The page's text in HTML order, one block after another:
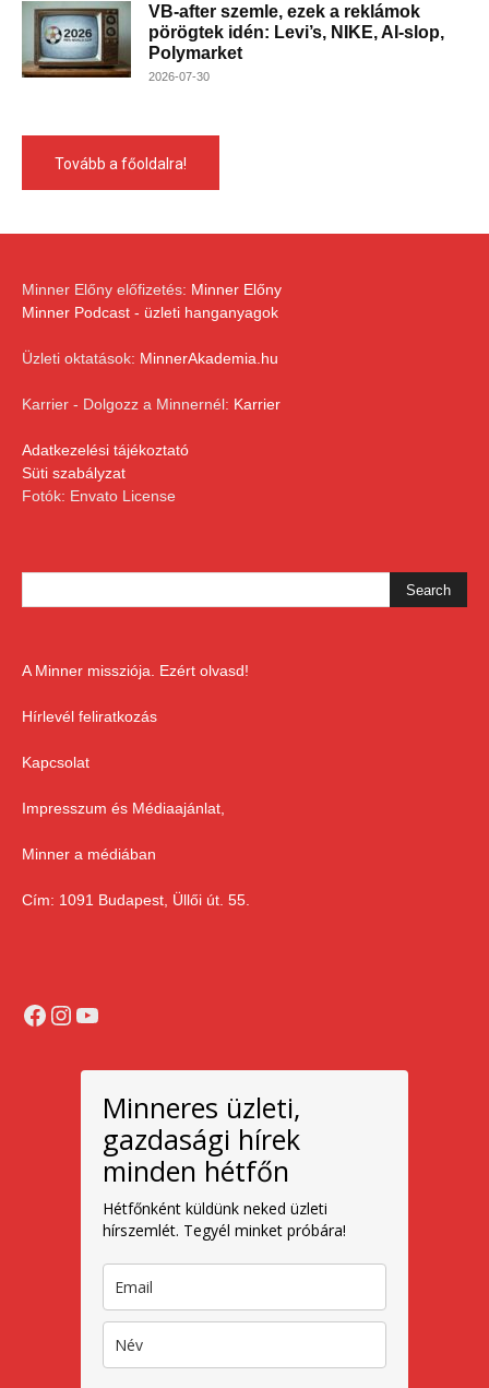
VB-after szemle, ezek a reklámok
pörögtek idén: Levi’s, NIKE, AI-slop,
Polymarket
2026-07-30
Tovább a főoldalra!
Minner Előny előfizetés: Minner Előny
Minner Podcast - üzleti hanganyagok
Üzleti oktatások: MinnerAkademia.hu
Karrier - Dolgozz a Minnernél: Karrier
Adatkezelési tájékoztató
Süti szabályzat
Fotók: Envato License
A Minner missziója. Ezért olvasd!
Hírlevél feliratkozás
Kapcsolat
Impresszum és Médiaajánlat,
Minner a médiában
Cím: 1091 Budapest, Üllői út. 55.
Facebook
Instagram
YouTube
Minneres üzleti,
gazdasági hírek
minden hétfőn
Hétfőnként küldünk neked üzleti
hírszemlét. Tegyél minket próbára!